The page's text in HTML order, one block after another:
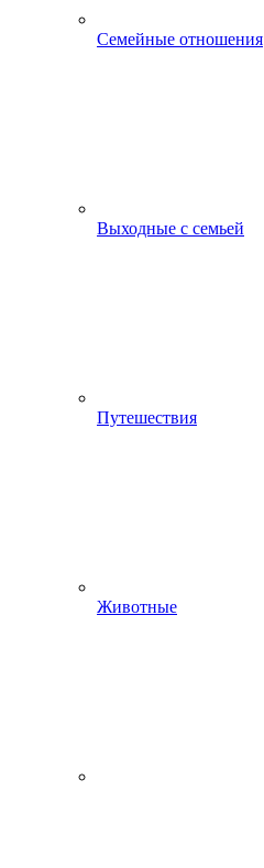
Семейные отношения
Выходные с семьей
Путешествия
Животные